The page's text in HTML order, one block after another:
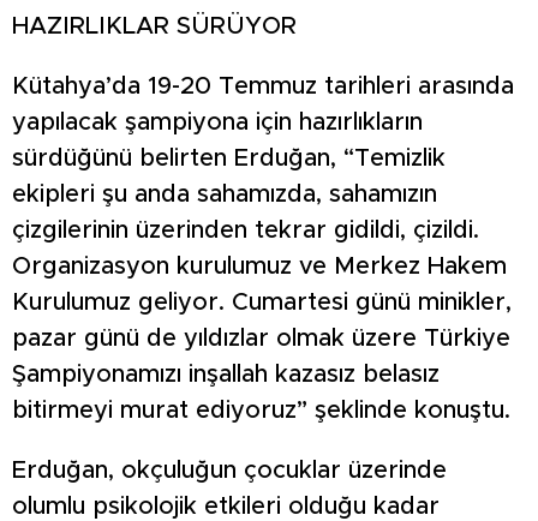
HAZIRLIKLAR SÜRÜYOR
Kütahya’da 19-20 Temmuz tarihleri arasında
yapılacak şampiyona için hazırlıkların
sürdüğünü belirten Erduğan, “Temizlik
ekipleri şu anda sahamızda, sahamızın
çizgilerinin üzerinden tekrar gidildi, çizildi.
Organizasyon kurulumuz ve Merkez Hakem
Kurulumuz geliyor. Cumartesi günü minikler,
pazar günü de yıldızlar olmak üzere Türkiye
Şampiyonamızı inşallah kazasız belasız
bitirmeyi murat ediyoruz” şeklinde konuştu.
Erduğan, okçuluğun çocuklar üzerinde
olumlu psikolojik etkileri olduğu kadar